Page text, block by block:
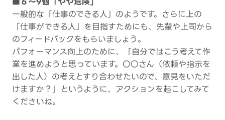
一般的な「仕事のできる人」のようです。さらに上の
「仕事ができる人」を目指すためにも、先輩や上司から
のフィードバックをもらいましょう。
パフォーマンス向上のために、「自分ではこう考えて作
業を進めようと思っています。〇〇さん（依頼や指示を
出した人）の考えとすり合わせたいので、意見をいただ
けますか？」というように、アクションを起こしてみて
くださいね。